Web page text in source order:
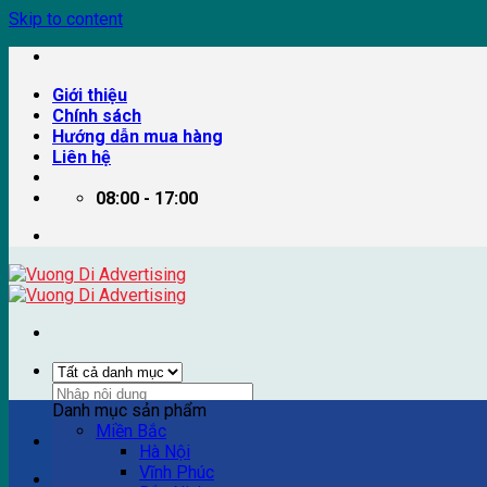
Skip to content
Giới thiệu
Chính sách
Hướng dẫn mua hàng
Liên hệ
08:00 - 17:00
Ví dụ: Billboard quảng cáo, pano quảng cáo, quảng cáo
Danh mục sản phẩm
Miền Bắc
Hà Nội
Vĩnh Phúc